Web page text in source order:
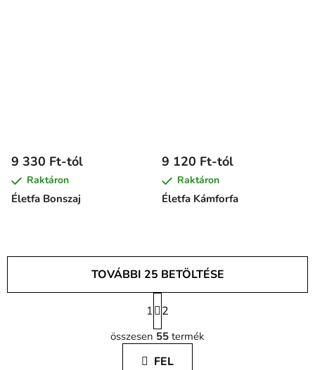
Életfa Bonszaj
9 330 Ft-tól
Raktáron
Életfa Kámforfa
9 120 Ft-tól
Raktáron
L
i
s
TOVÁBBI 25 BETÖLTÉSE
L
a
p
o
á
1 2
összesen 55 termék
FEL